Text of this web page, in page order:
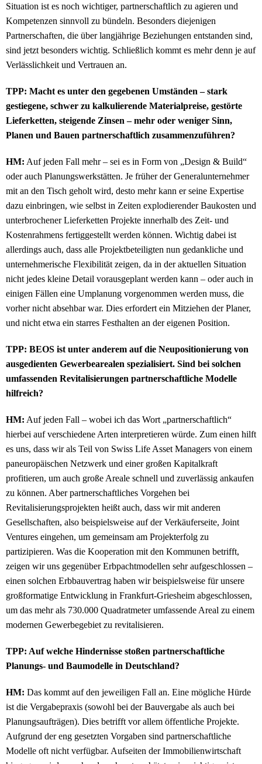
Situation ist es noch wichtiger, partnerschaftlich zu agieren und
Kompetenzen sinnvoll zu bündeln. Besonders diejenigen
Partnerschaften, die über langjährige Beziehungen entstanden sind,
sind jetzt besonders wichtig. Schließlich kommt es mehr denn je auf
Verlässlichkeit und Vertrauen an.
TPP: Macht es unter den gegebenen Umständen – stark
gestiegene, schwer zu kalkulierende Materialpreise, gestörte
Lieferketten, steigende Zinsen – mehr oder weniger Sinn,
Planen und Bauen partnerschaftlich zusammenzuführen?
HM: Auf jeden Fall mehr – sei es in Form von „Design & Build“
oder auch Planungswerkstätten. Je früher der Generalunternehmer
mit an den Tisch geholt wird, desto mehr kann er seine Expertise
dazu einbringen, wie selbst in Zeiten explodierender Baukosten und
unterbrochener Lieferketten Projekte innerhalb des Zeit- und
Kostenrahmens fertiggestellt werden können. Wichtig dabei ist
allerdings auch, dass alle Projektbeteiligten nun gedankliche und
unternehmerische Flexibilität zeigen, da in der aktuellen Situation
nicht jedes kleine Detail vorausgeplant werden kann – oder auch in
einigen Fällen eine Umplanung vorgenommen werden muss, die
vorher nicht absehbar war. Dies erfordert ein Mitziehen der Planer,
und nicht etwa ein starres Festhalten an der eigenen Position.
TPP: BEOS ist unter anderem auf die Neupositionierung von
ausgedienten Gewerbearealen spezialisiert. Sind bei solchen
umfassenden Revitalisierungen partnerschaftliche Modelle
hilfreich?
HM: Auf jeden Fall – wobei ich das Wort „partnerschaftlich“
hierbei auf verschiedene Arten interpretieren würde. Zum einen hilft
es uns, dass wir als Teil von Swiss Life Asset Managers von einem
paneuropäischen Netzwerk und einer großen Kapitalkraft
profitieren, um auch große Areale schnell und zuverlässig ankaufen
zu können. Aber partnerschaftliches Vorgehen bei
Revitalisierungsprojekten heißt auch, dass wir mit anderen
Gesellschaften, also beispielsweise auf der Verkäuferseite, Joint
Ventures eingehen, um gemeinsam am Projekterfolg zu
partizipieren. Was die Kooperation mit den Kommunen betrifft,
zeigen wir uns gegenüber Erbpachtmodellen sehr aufgeschlossen –
einen solchen Erbbauvertrag haben wir beispielsweise für unsere
großformatige Entwicklung in Frankfurt-Griesheim abgeschlossen,
um das mehr als 730.000 Quadratmeter umfassende Areal zu einem
modernen Gewerbegebiet zu revitalisieren.
TPP: Auf welche Hindernisse stoßen partnerschaftliche
Planungs- und Baumodelle in Deutschland?
HM: Das kommt auf den jeweiligen Fall an. Eine mögliche Hürde
ist die Vergabepraxis (sowohl bei der Bauvergabe als auch bei
Planungsaufträgen). Dies betrifft vor allem öffentliche Projekte.
Aufgrund der eng gesetzten Vorgaben sind partnerschaftliche
Modelle oft nicht verfügbar. Aufseiten der Immobilienwirtschaft